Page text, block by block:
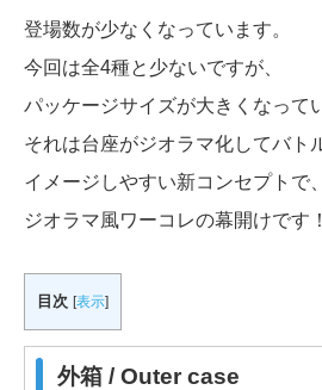
登場数が少なくなっています。
今回は全4種と少ないですが、
パッケージサイズが大きくなって
それは台座がジオラマ化してバト
イメージしやすい新コンセプトで、
ジオラマ風ワーコレの幕開けです！
目次 [表示]
外箱 / Outer case